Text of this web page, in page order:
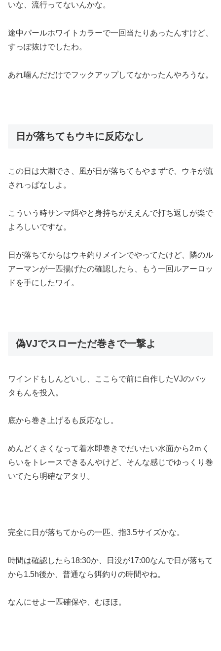
いな、流行ってないんかな。
途中パールホワイトカラーで一回当たりあったんすけど、
すっぽ抜けでしたわ。
あれ噛んだだけでフックアップしてなかったんやろうな。
日が落ちてもウキに反応なし
この日は大潮でさ、風が日が落ちてもやまずで、ウキが流
されっぱなしよ。
こういう時サンマ餌やと身持ちがええんで打ち返しが楽で
よろしいですな。
日が落ちてからはウキ釣りメインでやってたけど、隣のル
アーマンが一匹揚げたの確認したら、もう一回ルアーロッ
ドを手にしたワイ。
偽VJでスローただ巻きで一撃よ
ワインドもしんどいし、ここらで前に自作したVJのバッ
タもんを投入。
底から巻き上げるも反応なし。
めんどくさくなって着水即巻きでだいたい水面から2ｍく
らいをトレースできるんやけど、そんな感じでゆっくり巻
いてたら明確なアタリ。
完全に日が落ちてからの一匹、指3.5サイズかな。
時間は確認したら18:30か、日没が17:00なんで日が落ちて
から1.5h後か、普通なら餌釣りの時間やね。
なんにせよ一匹確保や、むほほ。